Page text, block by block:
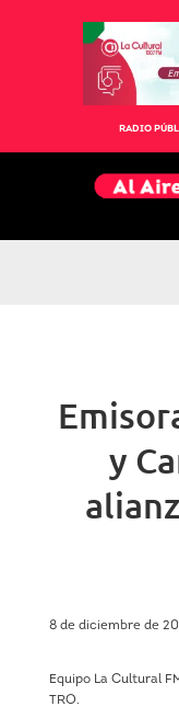
RADIO
y
8 de diciembre de
Equipo La Cultural
TRO.